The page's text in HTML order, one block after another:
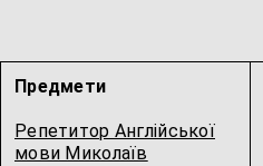
Предмети
Репетитор Англійської
мови Миколаїв